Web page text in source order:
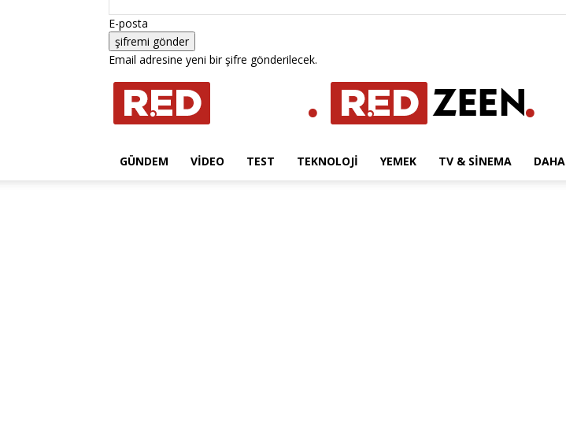
E-posta
Email adresine yeni bir şifre gönderilecek.
GÜNDEM VIDEO TEST TEKNOLOJI YEMEK TV & SINEMA DAHA